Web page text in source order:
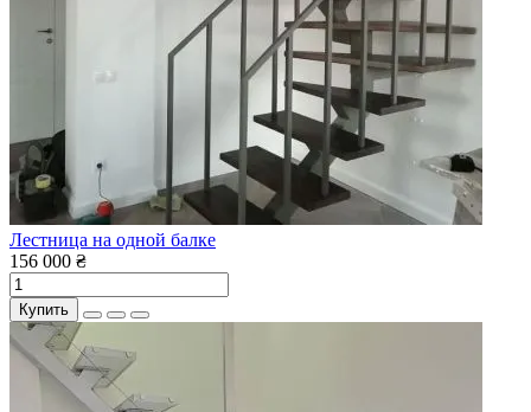
Лестница на одной балке
156 000 ₴
Купить